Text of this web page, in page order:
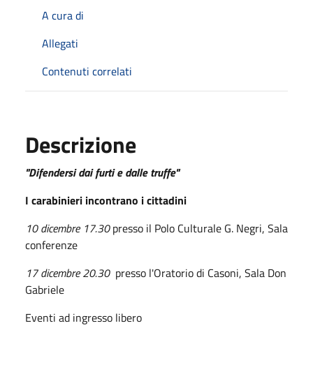
A cura di
Allegati
Contenuti correlati
Descrizione
"Difendersi dai furti e dalle truffe"
I carabinieri incontrano i cittadini
10 dicembre 17.30presso il Polo Culturale G. Negri, Sala
conferenze
17 dicembre 20.30 presso l'Oratorio di Casoni, Sala Don
Gabriele
Eventi ad ingresso libero